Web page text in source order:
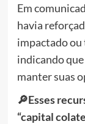
Em
havia
impactado ou
indicando
manter suas
🔎Esses
“capital